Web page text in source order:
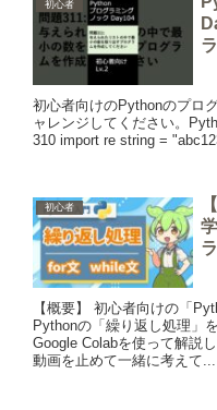
初心者
初心者向けのPythonのプロ
ャレンジしてください。
310 import re string =
初心者
【概要】 初心者向けの「
Pythonの「繰り返し処理」
Google Colabを使って解説
動画を止めて一緒に考えて...